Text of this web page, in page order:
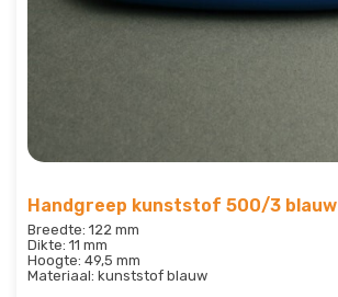
Handgreep kunststof 500/3 blauw
Breedte: 122 mm
Dikte: 11 mm
Hoogte: 49,5 mm
Materiaal: kunststof blauw